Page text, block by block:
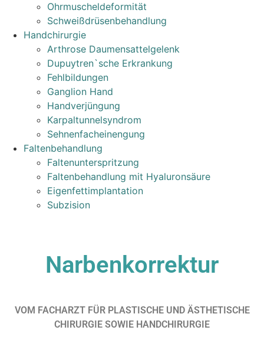
Ohrmuscheldeformität
Schweißdrüsenbehandlung
Handchirurgie
Arthrose Daumensattelgelenk
Dupuytren`sche Erkrankung
Fehlbildungen
Ganglion Hand
Handverjüngung
Karpaltunnelsyndrom
Sehnenfacheinengung
Faltenbehandlung
Faltenunterspritzung
Faltenbehandlung mit Hyaluronsäure
Eigenfettimplantation
Subzision
Narbenkorrektur
VOM FACHARZT FÜR PLASTISCHE UND ÄSTHETISCHE
CHIRURGIE SOWIE HANDCHIRURGIE